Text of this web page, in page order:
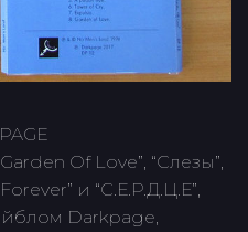
Of Love”, “Слезы”,
и “С.Е.Р.Д.Ц.Е”,
Darkpage,